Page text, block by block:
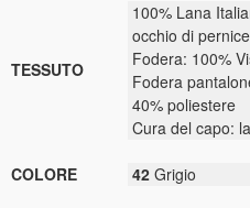
TESSUTO
100% Lana
occhio di pernice
Fodera: 100%
Fodera
40% poliestere
Cura del capo:
COLORE 42 Grigio